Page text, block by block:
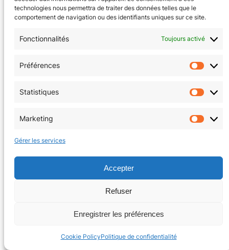
technologies nous permettra de traiter des données telles que le
comportement de navigation ou des identifiants uniques sur ce site.
Fonctionnalités Toujours activé
Préférences
Statistiques
Marketing
Gérer les services
Accepter
Refuser
Enregistrer les préférences
Cookie PolicyPolitique de confidentialité
Politique de confidentialité